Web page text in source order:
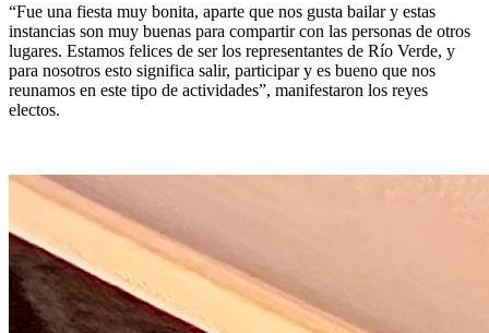
“Fue una fiesta muy bonita, aparte que nos gusta bailar y estas
instancias son muy buenas para compartir con las personas de otros
lugares. Estamos felices de ser los representantes de Río Verde, y
para nosotros esto significa salir, participar y es bueno que nos
reunamos en este tipo de actividades”, manifestaron los reyes
electos.